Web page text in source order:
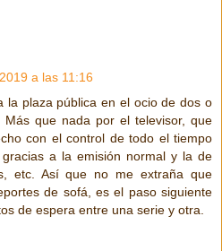
a las 11:16
la plaza pública en el ocio de dos o
Más que nada por el televisor, que
con el control de todo el tiempo
a la emisión normal y la de
etc. Así que no me extraña que
de sofá, es el paso siguiente
de espera entre una serie y otra.